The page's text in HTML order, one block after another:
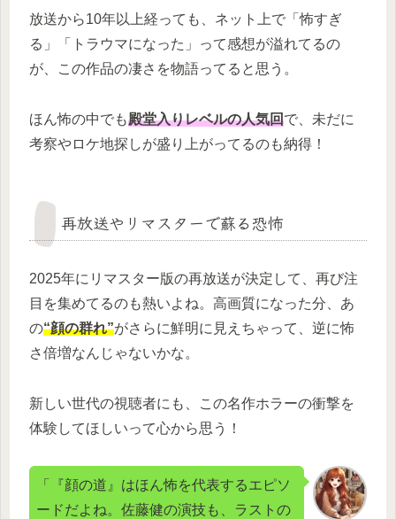
放送から10年以上経っても、ネット上で「怖すぎ
る」「トラウマになった」って感想が溢れてるの
が、この作品の凄さを物語ってると思う。
ほん怖の中でも殿堂入りレベルの人気回で、未だに
考察やロケ地探しが盛り上がってるのも納得！
再放送やリマスターで蘇る恐怖
2025年にリマスター版の再放送が決定して、再び注
目を集めてるのも熱いよね。高画質になった分、あ
の“顔の群れ”がさらに鮮明に見えちゃって、逆に怖
さ倍増なんじゃないかな。
新しい世代の視聴者にも、この名作ホラーの衝撃を
体験してほしいって心から思う！
「『顔の道』はほん怖を代表するエピソ
ードだよね。佐藤健の演技も、ラストの